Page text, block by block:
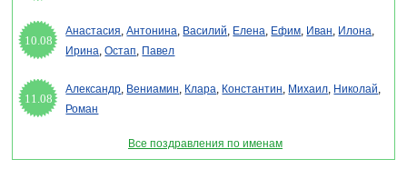
10.08
Анастасия,Антонина, Василий, Елена, Ефим, Иван, Илона,
Ирина,Остап, Павел
11.08
Александр, Вениамин, Клара, Константин, Михаил, Николай,
Роман
Все поздравления по именам